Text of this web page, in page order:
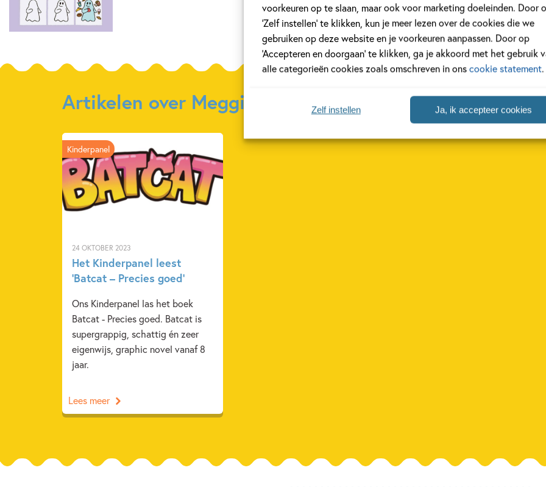
voorkeuren op te slaan, maar ook voor marketing doeleinden. Door
‘Zelf instellen’ te klikken, kun je meer lezen over de cookies die we
gebruiken op deze website en je voorkeuren aanpassen. Door op
‘Accepteren en doorgaan’ te klikken, ga je akkoord met het gebruik
alle categorieën cookies zoals omschreven in onscookie statement.
Ja, ik accepteer cookies
Zelf instellen
Artikelen over Meggie Ramm
24 OKTOBER 2023
Het Kinderpanel leest
‘Batcat – Precies goed’
Ons Kinderpanel las het boek
Batcat - Precies goed. Batcat is
supergrappig, schattig én zeer
eigenwijs, graphic novel vanaf 8
jaar.
Kinderpanel
Lees meer